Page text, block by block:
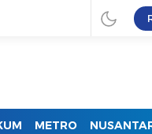
METRO